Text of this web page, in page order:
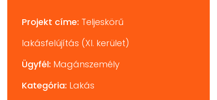
Projekt címe: Teljeskörű
lakásfelújítás (XI. kerület)
Ügyfél: Magánszemély
Kategória: Lakás